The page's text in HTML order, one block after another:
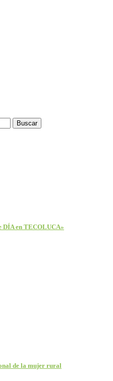
DÍA en TECOLUCA»
de la mujer rural